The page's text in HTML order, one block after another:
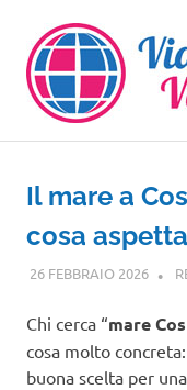
contenuto
Il mare a
cosa
26 FEBBRAIO 2026
Chi cerca “mare
cosa molto
buona scelta per